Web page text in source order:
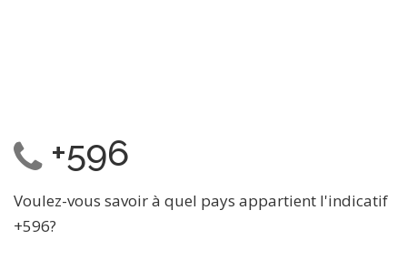
+596
Voulez-vous savoir à quel pays appartient l'indicatif
+596?